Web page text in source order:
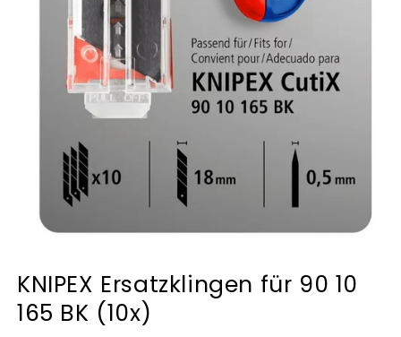
in
öffnen
KNIPEX Ersatzklingen für 90 10
165 BK (10x)